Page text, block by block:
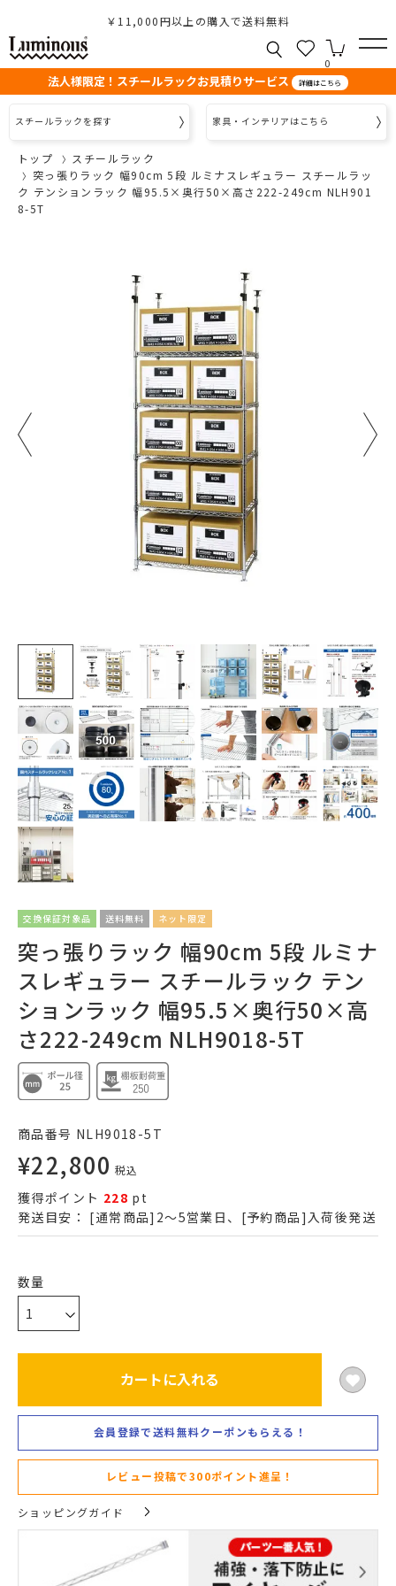
￥11,000円以上の購入で送料無料
0
法人様限定！スチールラックお見積りサービス 詳細はこちら
スチールラックを探す 家具・インテリアはこちら
トップ
スチールラック
突っ張りラック 幅90cm 5段 ルミナスレギュラー スチールラッ
ク テンションラック 幅95.5×奥行50×高さ222-249cm NLH901
8-5T
交換保証対象品 送料無料 ネット限定
突っ張りラック 幅90cm 5段 ルミナ
スレギュラー スチールラック テン
ションラック 幅95.5×奥行50×高
さ222-249cm NLH9018-5T
商品番号 NLH9018-5T
¥22,800 税込
獲得ポイント 228 pt
発送目安： [通常商品]2～5営業日、[予約商品]入荷後発送
カートに入れる
会員登録で送料無料クーポンもらえる！
レビュー投稿で300ポイント進呈！
ショッピングガイド